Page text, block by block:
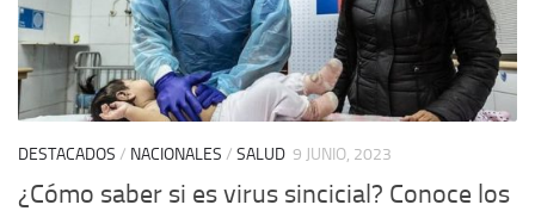
DESTACADOS / NACIONALES / SALUD 9 JUNIO, 2023
¿Cómo saber si es virus sincicial? Conoce los